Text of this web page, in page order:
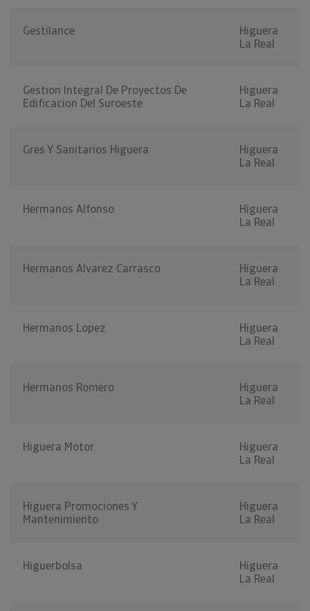
Gestilance
Higuera
La Real
Gestion Integral De Proyectos De
Edificacion Del Suroeste
Higuera
La Real
Gres Y Sanitarios Higuera
Higuera
La Real
Hermanos Alfonso
Higuera
La Real
Hermanos Alvarez Carrasco
Higuera
La Real
Hermanos Lopez
Higuera
La Real
Hermanos Romero
Higuera
La Real
Higuera Motor
Higuera
La Real
Higuera Promociones Y
Mantenimiento
Higuera
La Real
Higuerbolsa
Higuera
La Real